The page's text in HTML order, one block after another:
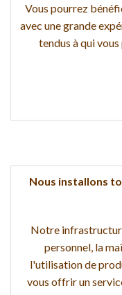
Vous pourrez
avec une grande
tendus à qui
Nous installons
Notre
personnel, la
l'utilisation de
vous offrir un